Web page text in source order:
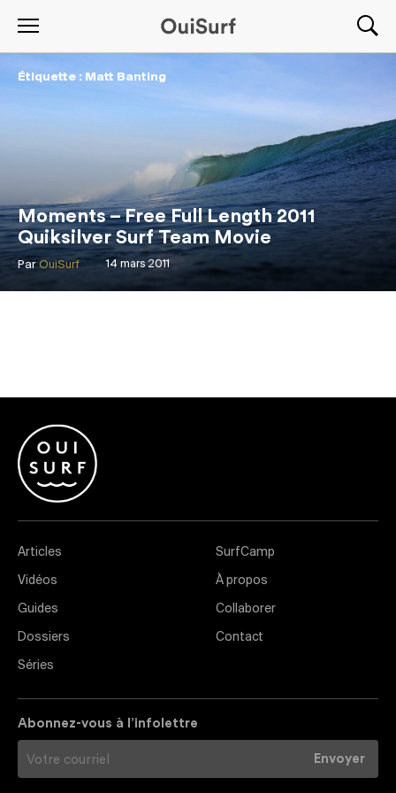
Étiquette : Matt Banting
Moments – Free Full Length 2011
Quiksilver Surf Team Movie
14 mars 2011
Par OuiSurf
Articles
Vidéos
Guides
Dossiers
Séries
SurfCamp
À propos
Collaborer
Contact
Abonnez-vous à l’infolettre